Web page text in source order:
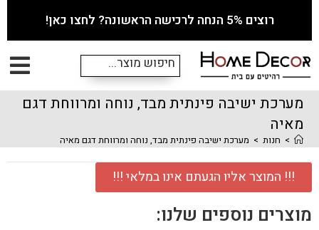
רוצים 5% הנחה לרכישה הראשונה? לחצו כאן!
מערכת ישיבה פינתית מבד, נוחה ומרווחת דגם
מאיה
> חנות > מערכת ישיבה פינתית מבד, נוחה ומרווחת דגם מאיה
!!! המוצר אליו הגעתם אינו במלאי !!!
מוצרים נוספים שלנו: